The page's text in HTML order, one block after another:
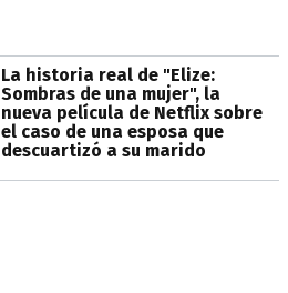
La historia real de "Elize:
Sombras de una mujer", la
nueva película de Netflix sobre
el caso de una esposa que
descuartizó a su marido